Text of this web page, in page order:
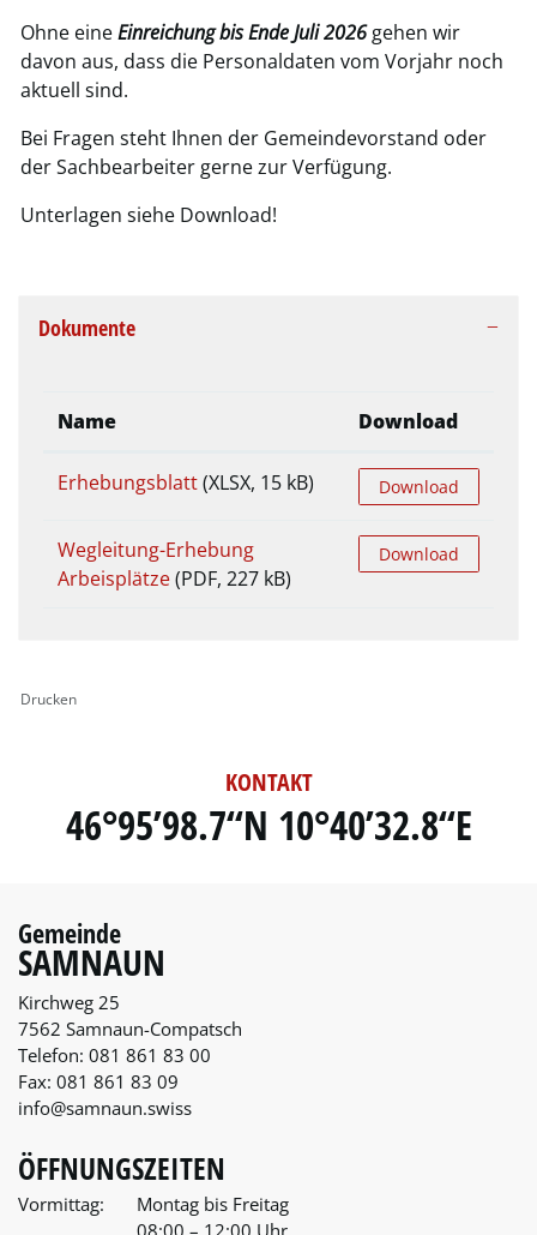
Ohne eineEinreichung bis Ende Juli 2026gehen wir
davon aus, dass die Personaldaten vom Vorjahr noch
aktuell sind.
Bei Fragen steht Ihnen der Gemeindevorstand oder
der Sachbearbeiter gerne zur Verfügung.
Unterlagen siehe Download!
Dokumente
Name Download
Erhebungsblatt(XLSX, 15 kB) Download
Wegleitung-Erhebung
Arbeisplätze(PDF, 227 kB)
Download
Drucken
46°95’98.7“N 10°40’32.8“E
KONTAKT
Gemeinde
SAMNAUN
Kirchweg 25
7562 Samnaun-Compatsch
Telefon: 081 861 83 00
Fax: 081 861 83 09
info@samnaun.swiss
ÖFFNUNGSZEITEN
Vormittag:
Montag bis Freitag